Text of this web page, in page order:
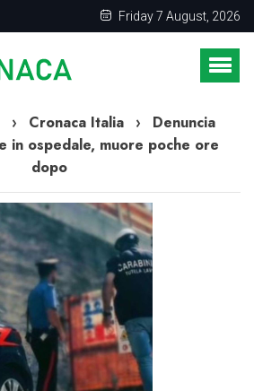
Friday 7 August, 2026
› Cronaca Italia ›
Denuncia
in ospedale, muore poche ore
dopo